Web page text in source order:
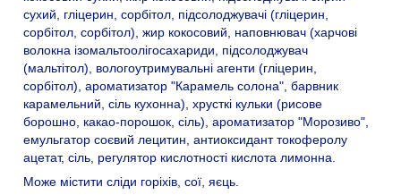
сухий, гліцерин, сорбітол, підсолоджувачі (гліцерин,
сорбітол, сорбітол), жир кокосовий, наповнювач (харчові
волокна ізомальтоолігосахариди, підсолоджувач
(мальтітол), вологоутримувальні агенти (гліцерин,
сорбітол), ароматизатор "Карамель солона", барвник
карамельний, сіль кухонна), хрусткі кульки (рисове
борошно, какао-порошок, сіль), ароматизатор "Морозиво",
емульгатор соєвий лецитин, антиоксидант токоферолу
ацетат, сіль, регулятор кислотності кислота лимонна.
Може містити сліди горіхів, сої, яєць.